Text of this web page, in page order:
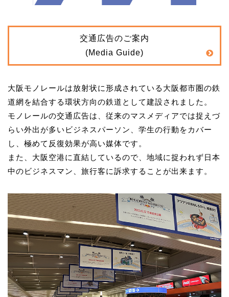
交通広告のご案内
(Media Guide)
大阪モノレールは放射状に形成されている大阪都市圏の鉄
道網を結合する環状方向の鉄道として建設されました。
モノレールの交通広告は、従来のマスメディアでは捉えづ
らい外出が多いビジネスパーソン、学生の行動をカバー
し、極めて反復効果が高い媒体です。
また、大阪空港に直結しているので、地域に捉われず日本
中のビジネスマン、旅行客に訴求することが出来ます。